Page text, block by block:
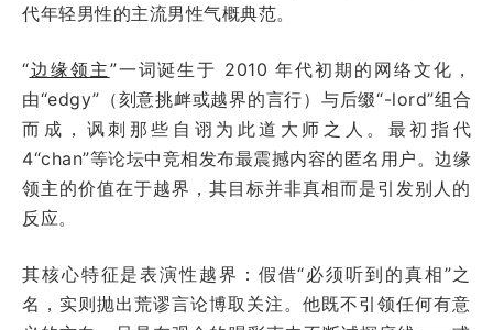
代年轻男性的主流男性气概典范。
“边缘领主”一词诞生于 2010 年代初期的网络文化，
由“edgy”（刻意挑衅或越界的言行）与后缀“-lord”组合
而成，讽刺那些自诩为此道大师之人。最初指代
4“chan”等论坛中竞相发布最震撼内容的匿名用户。边缘
领主的价值在于越界，其目标并非真相而是引发别人的
反应。
其核心特征是表演性越界：假借“必须听到的真相”之
名，实则抛出荒谬言论博取关注。他既不引领任何有意